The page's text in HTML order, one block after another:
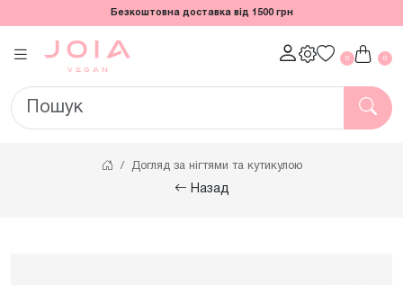
Безкоштовна доставка від 1500 грн
0 0
Догляд за нігтями та кутикулою
Назад